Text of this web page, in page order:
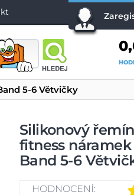
5-6 Větvičky
Silikonový
fitness
Band 5-6
HODNOCENÍ: